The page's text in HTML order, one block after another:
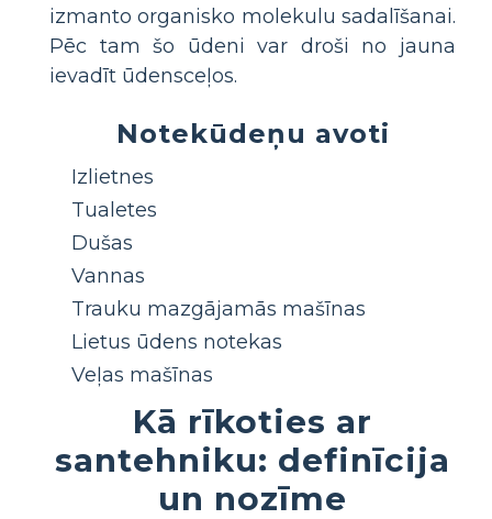
izmanto organisko molekulu sadalīšanai.
Pēc tam šo ūdeni var droši no jauna
ievadīt ūdensceļos.
Notekūdeņu avoti
Izlietnes
Tualetes
Dušas
Vannas
Trauku mazgājamās mašīnas
Lietus ūdens notekas
Veļas mašīnas
Kā rīkoties ar
santehniku: definīcija
un nozīme